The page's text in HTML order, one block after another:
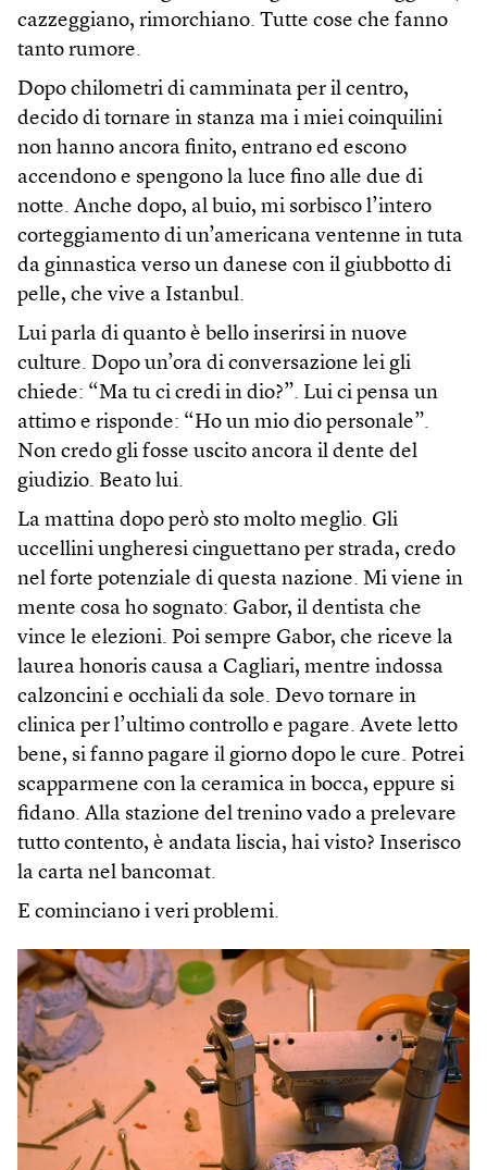
cazzeggiano, rimorchiano. Tutte cose che fanno
tanto rumore.
Dopo chilometri di camminata per il centro,
decido di tornare in stanza ma i miei coinquilini
non hanno ancora finito, entrano ed escono
accendono e spengono la luce fino alle due di
notte. Anche dopo, al buio, mi sorbisco l’intero
corteggiamento di un’americana ventenne in tuta
da ginnastica verso un danese con il giubbotto di
pelle, che vive a Istanbul.
Lui parla di quanto è bello inserirsi in nuove
culture. Dopo un’ora di conversazione lei gli
chiede: “Ma tu ci credi in dio?”. Lui ci pensa un
attimo e risponde: “Ho un mio dio personale”.
Non credo gli fosse uscito ancora il dente del
giudizio. Beato lui.
La mattina dopo però sto molto meglio. Gli
uccellini ungheresi cinguettano per strada, credo
nel forte potenziale di questa nazione. Mi viene in
mente cosa ho sognato: Gabor, il dentista che
vince le elezioni. Poi sempre Gabor, che riceve la
laurea honoris causa a Cagliari, mentre indossa
calzoncini e occhiali da sole. Devo tornare in
clinica per l’ultimo controllo e pagare. Avete letto
bene, si fanno pagare il giorno dopo le cure. Potrei
scapparmene con la ceramica in bocca, eppure si
fidano. Alla stazione del trenino vado a prelevare
tutto contento, è andata liscia, hai visto? Inserisco
la carta nel bancomat.
E cominciano i veri problemi.